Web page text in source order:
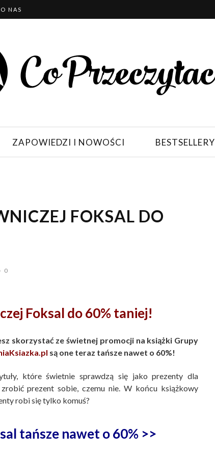
O NAS
ZAPOWIEDZI I NOWOŚCI BESTSELLERY
FOKSAL DO
0
Foksal do 60% taniej!
skorzystać ze świetnej promocji na książki Grupy
są one teraz tańsze nawet o 60%!
które świetnie sprawdzą się jako prezenty dla
prezent sobie, czemu nie. W końcu książkowy
robi się tylko komuś?
tańsze nawet o 60% >>